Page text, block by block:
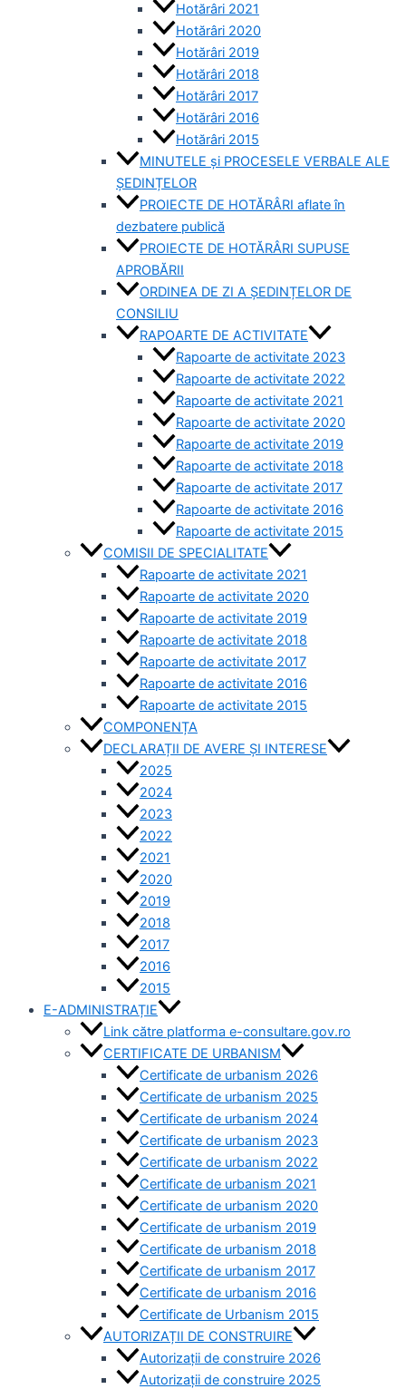
Hotărâri 2021
Hotărâri 2020
Hotărâri 2019
Hotărâri 2018
Hotărâri 2017
Hotărâri 2016
Hotărâri 2015
MINUTELE și PROCESELE VERBALE ALE
ȘEDINȚELOR
PROIECTE DE HOTĂRÂRI aflate în
dezbatere publică
PROIECTE DE HOTĂRÂRI SUPUSE
APROBĂRII
ORDINEA DE ZI A ȘEDINȚELOR DE
CONSILIU
RAPOARTE DE ACTIVITATE
Rapoarte de activitate 2023
Rapoarte de activitate 2022
Rapoarte de activitate 2021
Rapoarte de activitate 2020
Rapoarte de activitate 2019
Rapoarte de activitate 2018
Rapoarte de activitate 2017
Rapoarte de activitate 2016
Rapoarte de activitate 2015
COMISII DE SPECIALITATE
Rapoarte de activitate 2021
Rapoarte de activitate 2020
Rapoarte de activitate 2019
Rapoarte de activitate 2018
Rapoarte de activitate 2017
Rapoarte de activitate 2016
Rapoarte de activitate 2015
COMPONENȚA
DECLARAȚII DE AVERE ȘI INTERESE
2025
2024
2023
2022
2021
2020
2019
2018
2017
2016
2015
E-ADMINISTRAȚIE
Link către platforma e-consultare.gov.ro
CERTIFICATE DE URBANISM
Certificate de urbanism 2026
Certificate de urbanism 2025
Certificate de urbanism 2024
Certificate de urbanism 2023
Certificate de urbanism 2022
Certificate de urbanism 2021
Certificate de urbanism 2020
Certificate de urbanism 2019
Certificate de urbanism 2018
Certificate de urbanism 2017
Certificate de urbanism 2016
Certificate de Urbanism 2015
AUTORIZAȚII DE CONSTRUIRE
Autorizații de construire 2026
Autorizații de construire 2025